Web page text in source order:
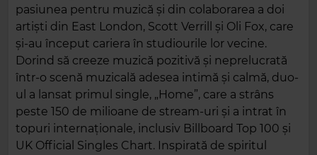
pasiunea pentru muzică și din colaborarea a doi
artiști din East London, Scott Verrill și Oli Fox, care
și-au început cariera în studiourile lor vecine.
Dorind să creeze muzică pozitivă și neprelucrată
într-o scenă muzicală adesea intimă și calmă, duo-
ul a lansat primul single, „Home”, care a strâns
peste 150 de milioane de stream-uri și a intrat în
topuri internaționale, inclusiv Billboard Top 100 și
UK Official Singles Chart. Inspirată de spiritul